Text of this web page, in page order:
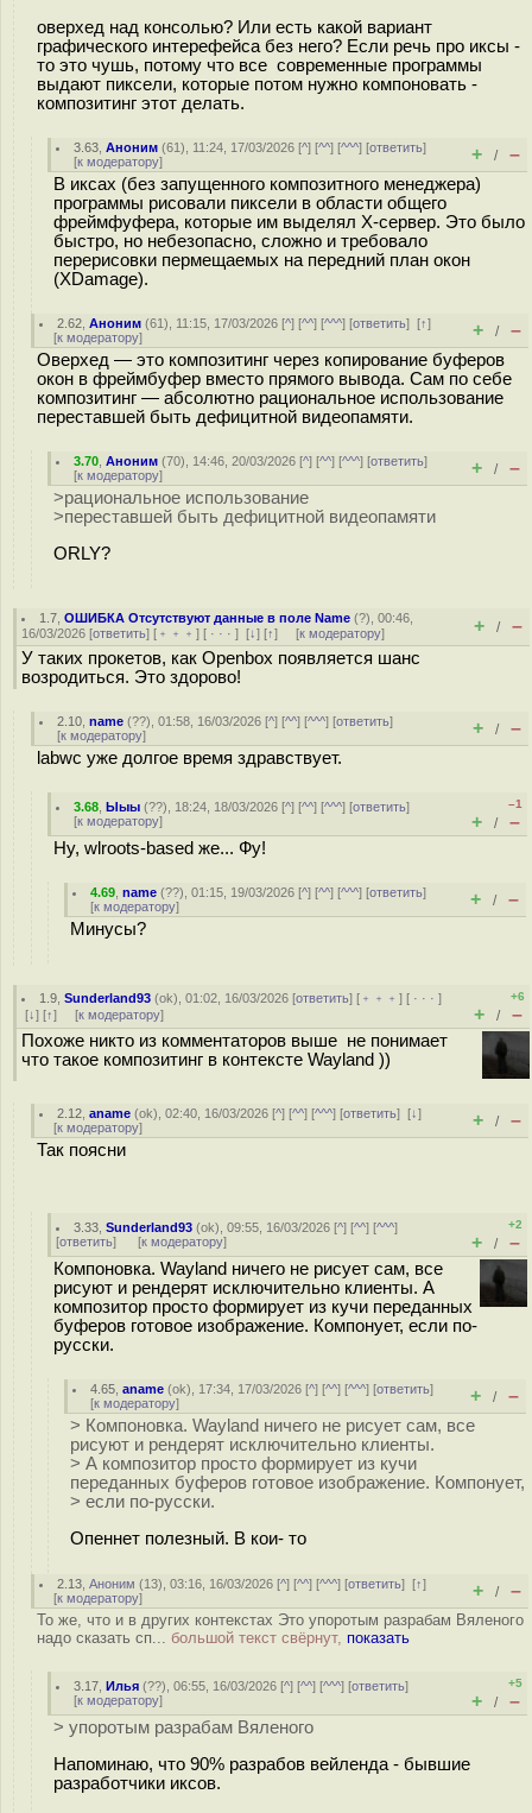
оверхед над консолью? Или есть какой вариант
графического интерефейса без него? Если речь про иксы -
то это чушь, потому что все современные программы
выдают пиксели, которые потом нужно компоновать -
композитинг этот делать.
3.63 ,Аноним (61), 11:24, 17/03/2026 [^] [^^] [^^^] [ответить]
[к модератору] + / –
В иксах (без запущенного композитного менеджера)
программы рисовали пиксели в области общего
фреймфуфера, которые им выделял X-сервер. Это было
быстро, но небезопасно, сложно и требовало
перерисовки пермещаемых на передний план окон
(XDamage).
2.62 ,Аноним (61), 11:15, 17/03/2026 [^] [^^] [^^^] [ответить][↑]
[к модератору] + / –
Оверхед — это композитинг через копирование буферов
окон в фреймбуфер вместо прямого вывода. Сам по себе
композитинг — абсолютно рациональное использование
переставшей быть дефицитной видеопамяти.
3.70 ,Аноним (70), 14:46, 20/03/2026 [^] [^^] [^^^] [ответить]
[к модератору] + / –
>рациональное использование
>переставшей быть дефицитной видеопамяти
ORLY?
1.7 ,ОШИБКА Отсутствуют данные в поле Name (?), 00:46,
16/03/2026 [ответить] [ ﹢﹢﹢ ] [ · · · ] [↓] [↑] [к модератору] + / –
У таких прокетов, как Openbox появляется шанс
возродиться. Это здорово!
2.10 ,name (??), 01:58, 16/03/2026 [^] [^^] [^^^] [ответить]
[к модератору] + / –
labwc уже долгое время здравствует.
3.68 ,Ыыы (??), 18:24, 18/03/2026 [^] [^^] [^^^] [ответить]
[к модератору]
–1
+ / –
Ну, wlroots-based же... Фу!
4.69 ,name (??), 01:15, 19/03/2026 [^] [^^] [^^^] [ответить]
[к модератору] + / –
Минусы?
1.9 ,Sunderland93 (ok), 01:02, 16/03/2026 [ответить] [ ﹢﹢﹢] [ · · ·]
[↓] [↑] [к модератору]
+6
+ / –
Похоже никто из комментаторов выше не понимает
что такое композитинг в контексте Wayland ))
2.12 ,aname (ok), 02:40, 16/03/2026 [^] [^^] [^^^] [ответить][↓]
[к модератору] + / –
Так поясни
3.33 ,Sunderland93 (ok), 09:55, 16/03/2026 [^] [^^] [^^^]
[ответить] [к модератору]
+2
+ / –
Компоновка. Wayland ничего не рисует сам, все
рисуют и рендерят исключительно клиенты. А
композитор просто формирует из кучи переданных
буферов готовое изображение. Компонует, если по-
русски.
4.65 ,aname (ok), 17:34, 17/03/2026 [^] [^^] [^^^] [ответить]
[к модератору] + / –
> Компоновка. Wayland ничего не рисует сам, все
рисуют и рендерят исключительно клиенты.
> А композитор просто формирует из кучи
переданных буферов готовое изображение. Компонует,
> если по-русски.
Опеннет полезный. В кои- то
2.13 ,Аноним (13), 03:16, 16/03/2026 [^] [^^] [^^^] [ответить][↑]
[к модератору] + / –
То же, что и в других контекстах Это упоротым разрабам Вяленого
надо сказать сп... большой текст свёрнут, показать
3.17 ,Илья (??), 06:55, 16/03/2026 [^] [^^] [^^^] [ответить]
[к модератору]
+5
+ / –
> упоротым разрабам Вяленого
Напоминаю, что 90% разрабов вейленда - бывшие
разработчики иксов.